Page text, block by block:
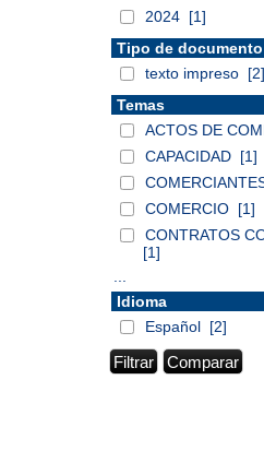
2024 [1]
Tipo de documento
texto impreso [2]
Temas
ACTOS DE
CAPACIDAD [1]
COMERCIO [1]
CONTRATOS
[1]
Idioma
Español [2]